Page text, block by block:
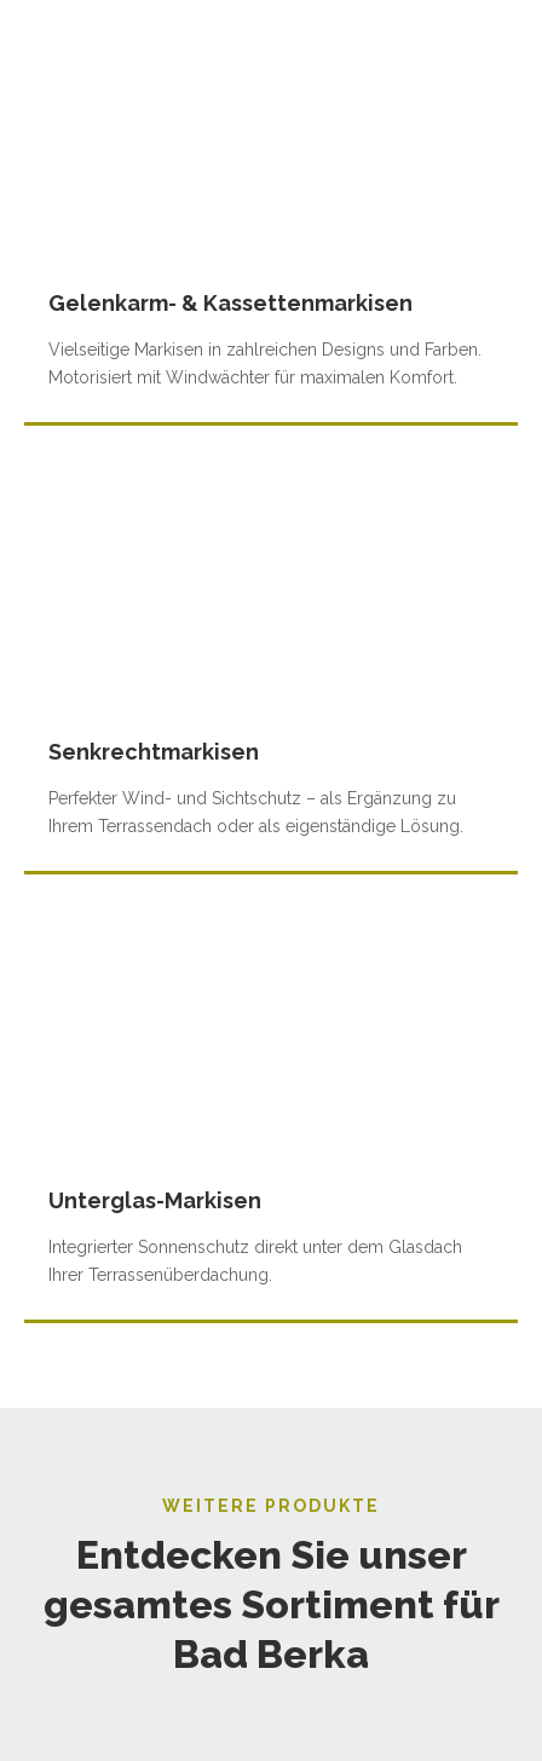
Gelenkarm- & Kassettenmarkisen
Vielseitige Markisen in zahlreichen Designs und Farben.
Motorisiert mit Windwächter für maximalen Komfort.
Senkrechtmarkisen
Perfekter Wind- und Sichtschutz – als Ergänzung zu
Ihrem Terrassendach oder als eigenständige Lösung.
Unterglas-Markisen
Integrierter Sonnenschutz direkt unter dem Glasdach
Ihrer Terrassenüberdachung.
WEITERE PRODUKTE
Entdecken Sie unser
gesamtes Sortiment für
Bad Berka